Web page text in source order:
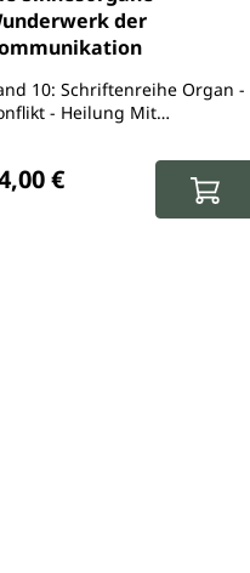
der
10: Schriftenreihe Organ -
- Heilung Mit
€